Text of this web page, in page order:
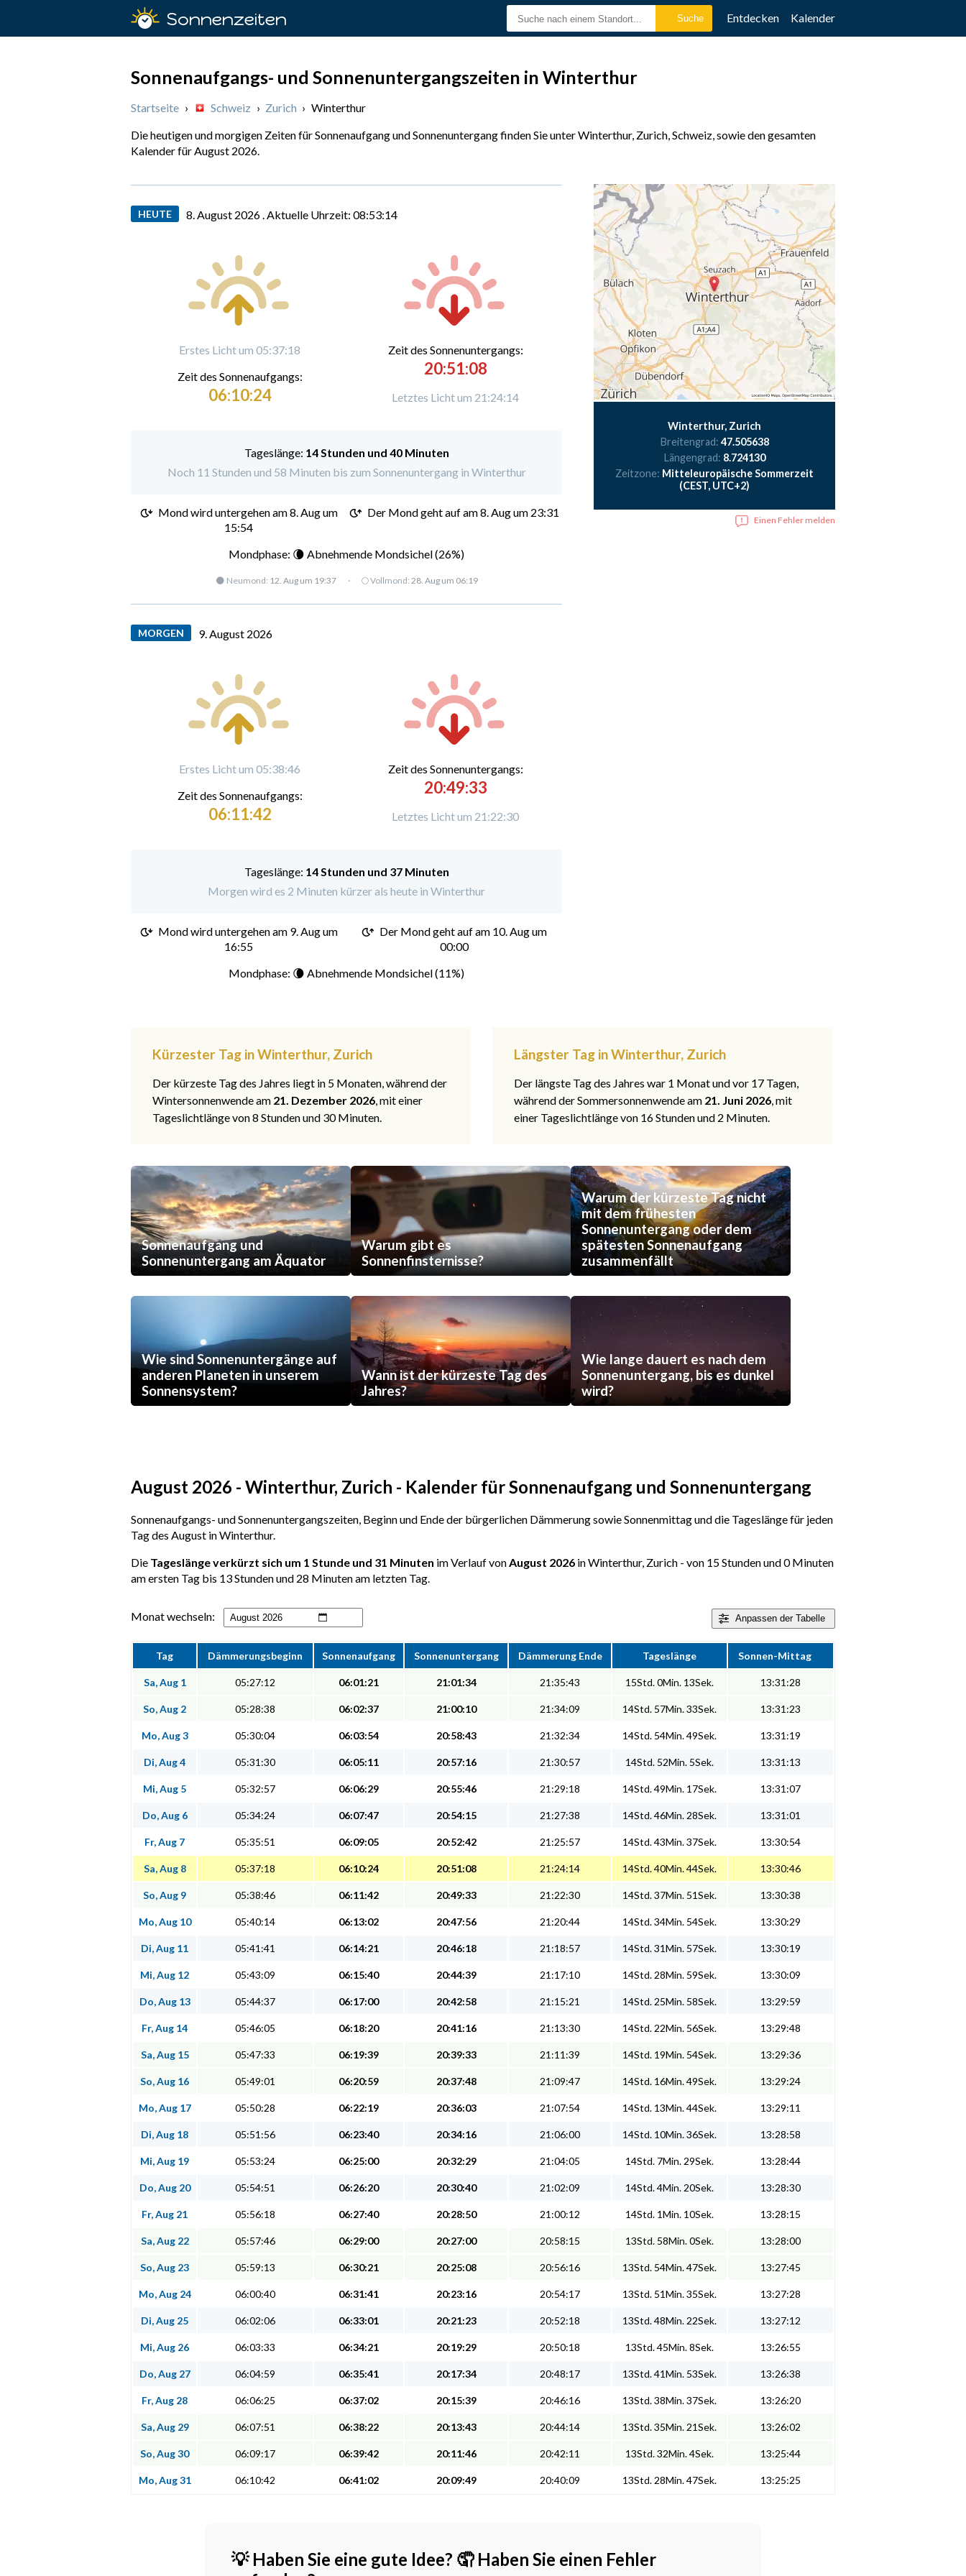
Sonnenzeiten Entdecken Kalender
Sonnenaufgangs- und Sonnenuntergangszeiten in Winterthur
Startseite › Schweiz › Zurich › Winterthur
Die heutigen und morgigen Zeiten für Sonnenaufgang und Sonnenuntergang finden Sie unter Winterthur, Zurich, Schweiz, sowie den gesamten
Kalender für August 2026.
HEUTE 8. August 2026 . Aktuelle Uhrzeit: 08:53:15
Erstes Licht um 05:37:18
Zeit des Sonnenaufgangs:
06:10:24
Zeit des Sonnenuntergangs:
20:51:08
Letztes Licht um 21:24:14
Tageslänge: 14 Stunden und 40 Minuten
Noch 11 Stunden und 58 Minuten bis zum Sonnenuntergang in Winterthur
Mond wird untergehen am8. Aug um
15:54
Der Mond geht auf am 8. Aug um 23:31
Mondphase: 🌘 Abnehmende Mondsichel (26%)
🌑 Neumond: 12. Aug um 19:37 · 🌕 Vollmond: 28. Aug um 06:19
MORGEN 9. August 2026
Erstes Licht um 05:38:46
Zeit des Sonnenaufgangs:
06:11:42
Zeit des Sonnenuntergangs:
20:49:33
Letztes Licht um 21:22:30
Tageslänge: 14 Stunden und 37 Minuten
Morgen wird es 2 Minuten kürzer als heute in Winterthur
Mond wird untergehen am 9. Aug um
16:55
Der Mond geht auf am 10. Aug um
00:00
Mondphase: 🌘 Abnehmende Mondsichel (11%)
Winterthur, Zurich
Breitengrad: 47.505638
Längengrad: 8.724130
Zeitzone: Mitteleuropäische Sommerzeit
(CEST, UTC+2)
Einen Fehler melden
Kürzester Tag in Winterthur, Zurich
Der kürzeste Tag des Jahres liegt in 5 Monaten, während der
Wintersonnenwende am 21. Dezember 2026, mit einer
Tageslichtlänge von 8 Stunden und 30 Minuten.
Längster Tag in Winterthur, Zurich
Der längste Tag des Jahres war 1 Monat und vor 17 Tagen,
während der Sommersonnenwende am 21. Juni 2026, mit
einer Tageslichtlänge von 16 Stunden und 2 Minuten.
Sonnenaufgang und
Sonnenuntergang am Äquator
Warum gibt es
Sonnenfinsternisse?
Warum der kürzeste Tag nicht
mit dem frühesten
Sonnenuntergang oder dem
spätesten Sonnenaufgang
zusammenfällt
Wie sind Sonnenuntergänge auf
anderen Planeten in unserem
Sonnensystem?
Wann ist der kürzeste Tag des
Jahres?
Wie lange dauert es nach dem
Sonnenuntergang, bis es dunkel
wird?
August 2026 - Winterthur, Zurich - Kalender für Sonnenaufgang und Sonnenuntergang
Sonnenaufgangs- und Sonnenuntergangszeiten, Beginn und Ende der bürgerlichen Dämmerung sowie Sonnenmittag und die Tageslänge für jeden
Tag des August in Winterthur.
Die Tageslänge verkürzt sich um 1 Stunde und 31 Minuten im Verlauf von August 2026 in Winterthur, Zurich - von 15 Stunden und 0 Minuten
am ersten Tag bis 13 Stunden und 28 Minuten am letzten Tag.
Anpassen der Tabelle
Monat wechseln:
Tag Dämmerungsbeginn Sonnenaufgang Sonnenuntergang Dämmerung Ende Tageslänge Sonnen-Mittag
Sa, Aug 1 05:27:12 06:01:21 21:01:34 21:35:43 15Std. 0Min. 13Sek. 13:31:28
So, Aug 2 05:28:38 06:02:37 21:00:10 21:34:09 14Std. 57Min. 33Sek. 13:31:23
Mo, Aug 3 05:30:04 06:03:54 20:58:43 21:32:34 14Std. 54Min. 49Sek. 13:31:19
Di, Aug 4 05:31:30 06:05:11 20:57:16 21:30:57 14Std. 52Min. 5Sek. 13:31:13
Mi, Aug 5 05:32:57 06:06:29 20:55:46 21:29:18 14Std. 49Min. 17Sek. 13:31:07
Do, Aug 6 05:34:24 06:07:47 20:54:15 21:27:38 14Std. 46Min. 28Sek. 13:31:01
Fr, Aug 7 05:35:51 06:09:05 20:52:42 21:25:57 14Std. 43Min. 37Sek. 13:30:54
Sa, Aug 8 05:37:18 06:10:24 20:51:08 21:24:14 14Std. 40Min. 44Sek. 13:30:46
So, Aug 9 05:38:46 06:11:42 20:49:33 21:22:30 14Std. 37Min. 51Sek. 13:30:38
Mo, Aug 10 05:40:14 06:13:02 20:47:56 21:20:44 14Std. 34Min. 54Sek. 13:30:29
Di, Aug 11 05:41:41 06:14:21 20:46:18 21:18:57 14Std. 31Min. 57Sek. 13:30:19
Mi, Aug 12 05:43:09 06:15:40 20:44:39 21:17:10 14Std. 28Min. 59Sek. 13:30:09
Do, Aug 13 05:44:37 06:17:00 20:42:58 21:15:21 14Std. 25Min. 58Sek. 13:29:59
Fr, Aug 14 05:46:05 06:18:20 20:41:16 21:13:30 14Std. 22Min. 56Sek. 13:29:48
Sa, Aug 15 05:47:33 06:19:39 20:39:33 21:11:39 14Std. 19Min. 54Sek. 13:29:36
So, Aug 16 05:49:01 06:20:59 20:37:48 21:09:47 14Std. 16Min. 49Sek. 13:29:24
Mo, Aug 17 05:50:28 06:22:19 20:36:03 21:07:54 14Std. 13Min. 44Sek. 13:29:11
Di, Aug 18 05:51:56 06:23:40 20:34:16 21:06:00 14Std. 10Min. 36Sek. 13:28:58
Mi, Aug 19 05:53:24 06:25:00 20:32:29 21:04:05 14Std. 7Min. 29Sek. 13:28:44
Do, Aug 20 05:54:51 06:26:20 20:30:40 21:02:09 14Std. 4Min. 20Sek. 13:28:30
Fr, Aug 21 05:56:18 06:27:40 20:28:50 21:00:12 14Std. 1Min. 10Sek. 13:28:15
Sa, Aug 22 05:57:46 06:29:00 20:27:00 20:58:15 13Std. 58Min. 0Sek. 13:28:00
So, Aug 23 05:59:13 06:30:21 20:25:08 20:56:16 13Std. 54Min. 47Sek. 13:27:45
Mo, Aug 24 06:00:40 06:31:41 20:23:16 20:54:17 13Std. 51Min. 35Sek. 13:27:28
Di, Aug 25 06:02:06 06:33:01 20:21:23 20:52:18 13Std. 48Min. 22Sek. 13:27:12
Mi, Aug 26 06:03:33 06:34:21 20:19:29 20:50:18 13Std. 45Min. 8Sek. 13:26:55
Do, Aug 27 06:04:59 06:35:41 20:17:34 20:48:17 13Std. 41Min. 53Sek. 13:26:38
Fr, Aug 28 06:06:25 06:37:02 20:15:39 20:46:16 13Std. 38Min. 37Sek. 13:26:20
Sa, Aug 29 06:07:51 06:38:22 20:13:43 20:44:14 13Std. 35Min. 21Sek. 13:26:02
So, Aug 30 06:09:17 06:39:42 20:11:46 20:42:11 13Std. 32Min. 4Sek. 13:25:44
Mo, Aug 31 06:10:42 06:41:02 20:09:49 20:40:09 13Std. 28Min. 47Sek. 13:25:25
💡 Haben Sie eine gute Idee? 🤦 Haben Sie einen Fehler